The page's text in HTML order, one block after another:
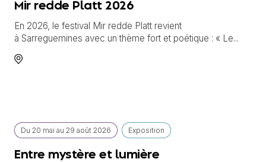
Mir redde Platt 2026
En 2026, le festival Mir redde Platt revient
à Sarreguemines avec un thème fort et poétique : « Le...
Du 20 mai au 29 août 2026 Exposition
Entre mystère et lumière